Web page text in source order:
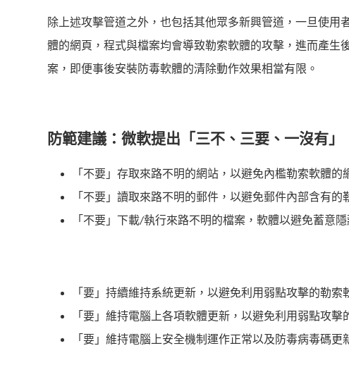
除上述攻擊管道之外，也包括其他眾多新興管道，一旦使
體的網頁，程式與檔案均會導致勒索軟體的攻擊，進而產
案，即便事後安裝防毒軟體的清除動作效果相當有限。
防範建議：微軟提出「三不、三要、一沒有」
「不要」存取來路不明的網站，以避免內檻勒索軟體的
「不要」讀取來路不明的郵件，以避免郵件內部含有
「不要」下載/執行來路不明的檔案，軟體以避免蓄意
「要」持續維持系統更新，以避免利用弱點攻擊的勒索
「要」維持電腦上各項軟體更新，以避免利用弱點攻擊
「要」維持電腦上安全機制運作正常以及防毒病毒碼